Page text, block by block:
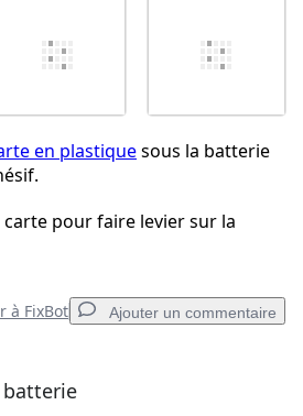
en plastiquesous la batterie
carte pour faire levier sur la
à FixBot Ajouter un commentaire
un commentaire